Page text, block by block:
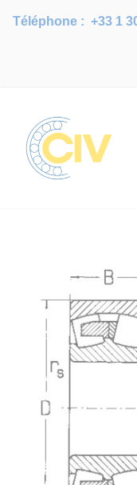
Téléphone :+33 1